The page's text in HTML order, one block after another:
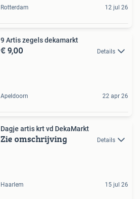
Rotterdam 12 jul 26
9 Artis zegels dekamarkt
€ 9,00 Details
Apeldoorn 22 apr 26
Dagje artis krt vd DekaMarkt
Zie omschrijving Details
Haarlem 15 jul 26